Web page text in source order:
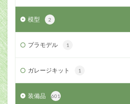
模型 2
プラモデル 1
ガレージキット 1
装備品 601